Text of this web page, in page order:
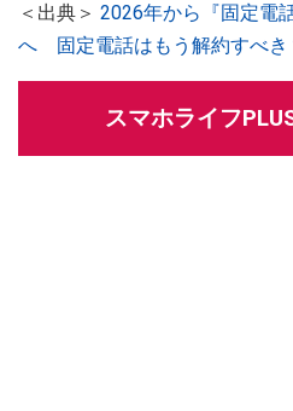
＜出典＞ 2026年から『固定電
へ 固定電話はもう解約すべき
スマホライフ